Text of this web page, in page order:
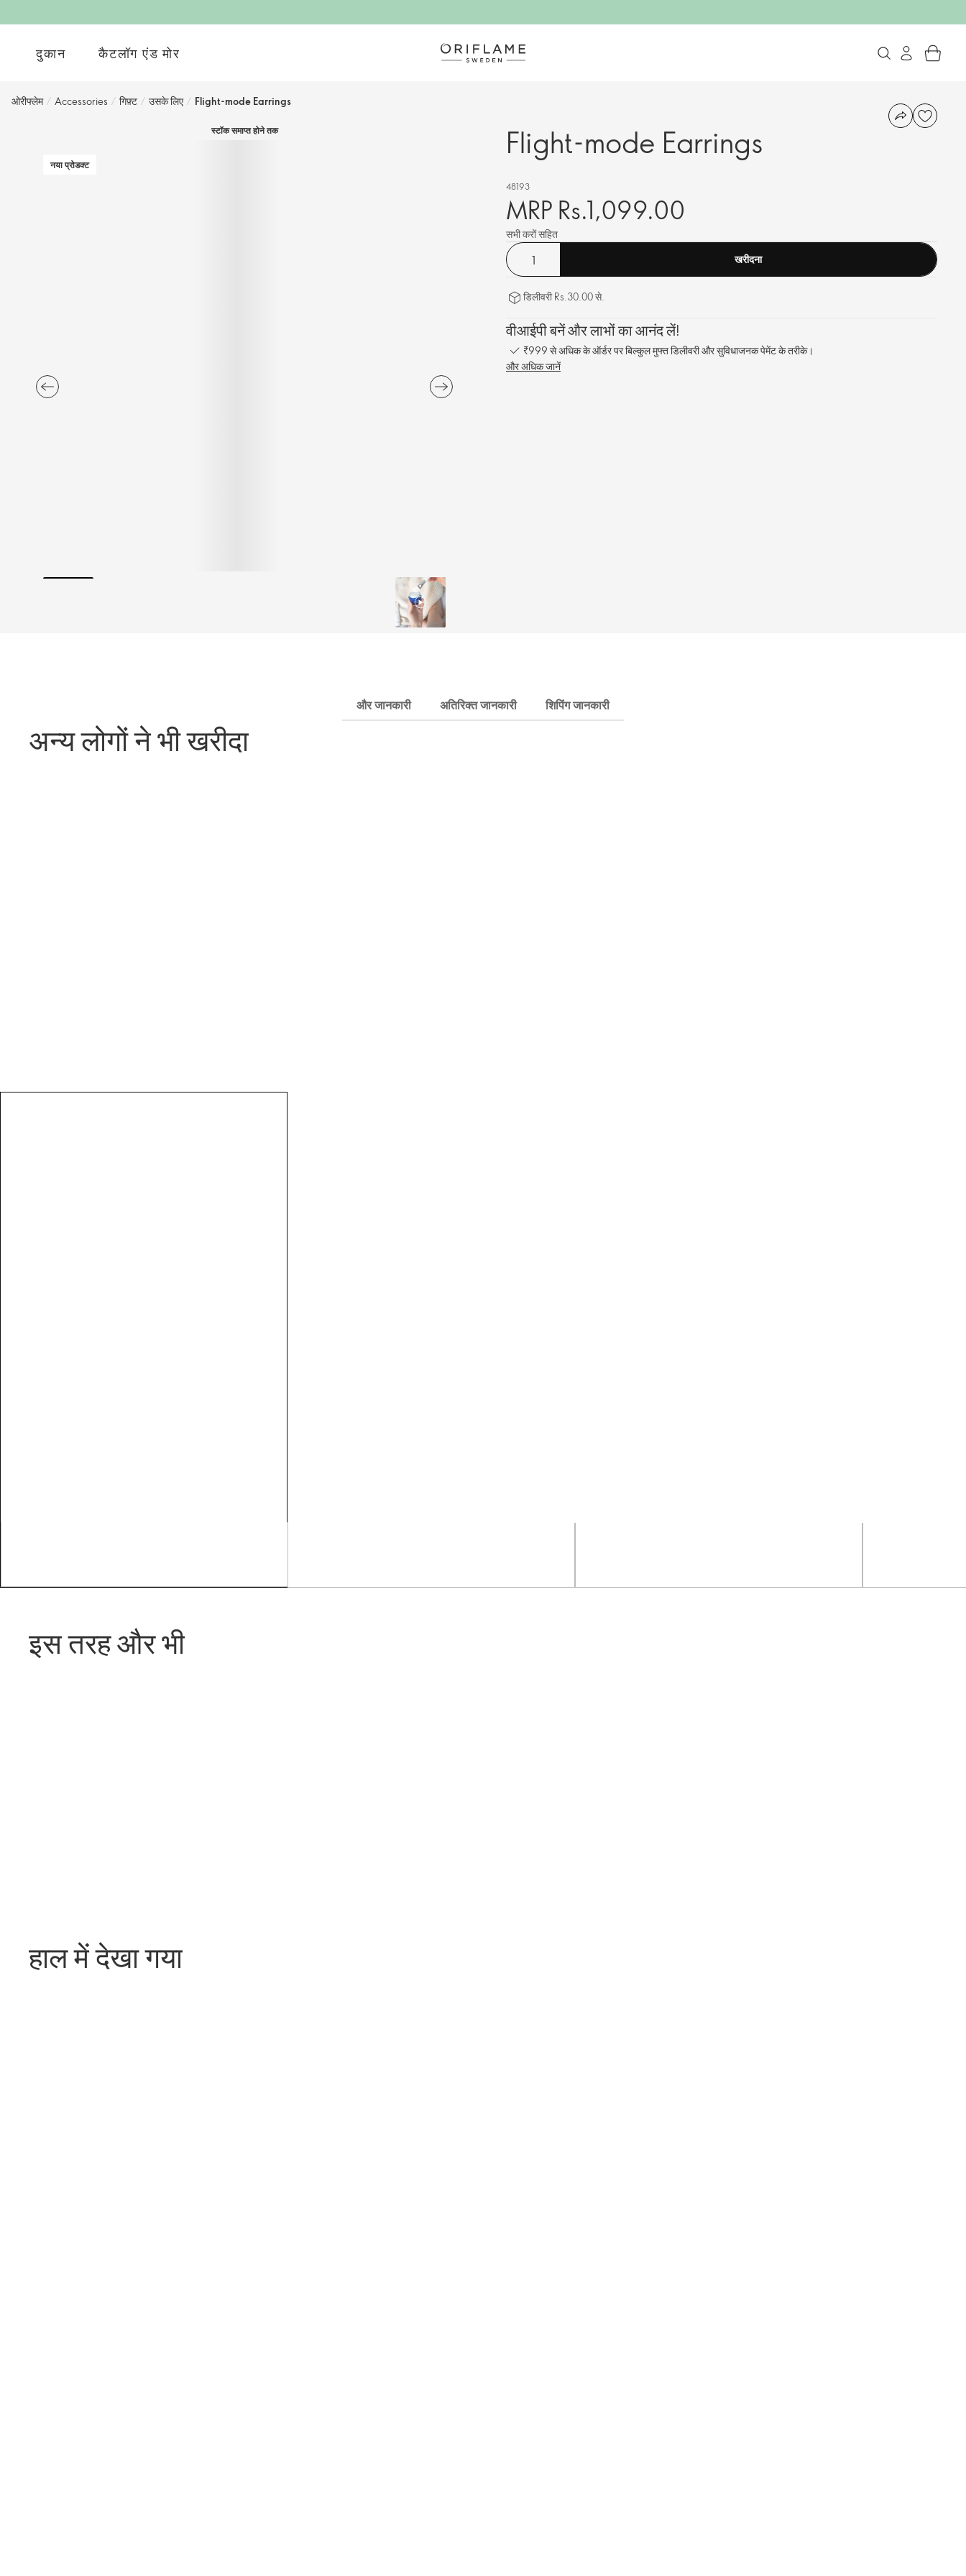
दुकान कैटलॉग एंड मोर
ओरीफ्लेम / Accessories / गिफ़्ट / उसके लिए / Flight-mode Earrings
स्टॉक समाप्त होने तक
नया प्रोडक्ट
Flight-mode Earrings
48193
MRP Rs.1,099.00
सभी करों सहित
खरीदना
डिलीवरी Rs.30.00 से.
वीआईपी बनें और लाभों का आनंद लें!
₹999 से अधिक के ऑर्डर पर बिल्कुल मुफ्त डिलीवरी और सुविधाजनक पेमेंट के तरीके।
और अधिक जानें
और जानकारी अतिरिक्त जानकारी शिपिंग जानकारी
अन्य लोगों ने भी खरीदा
इस तरह और भी
हाल में देखा गया